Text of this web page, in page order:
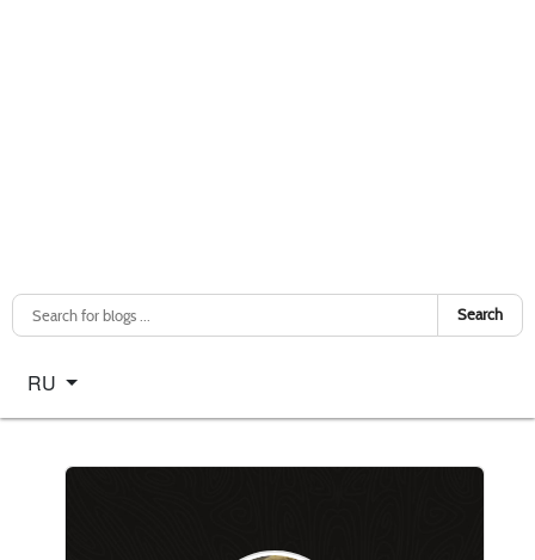
Search
Select your language
RU